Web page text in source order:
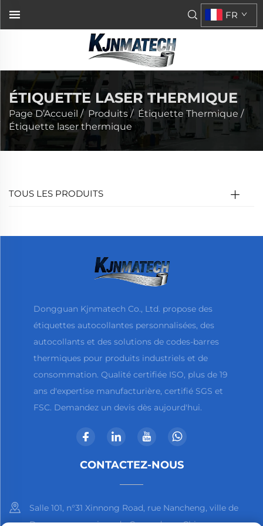
FR
ÉTIQUETTE LASER THERMIQUE
Page D’Accueil / Produits/ Étiquette Thermique /
Étiquette laser thermique
TOUS LES PRODUITS
Dongguan Kjnmatech Co., Ltd. propose des
étiquettes autocollantes personnalisées, des
autocollants et des solutions de codes-barres
thermiques pour produits industriels et de
consommation. Qualité certifiée ISO, plus de 19
ans d'expertise manufacturière, certifié SGS et
FSC. Demandez un devis dès aujourd'hui.
CONTACTEZ-NOUS
Salle 101, n°31 Xinnong Road, rue Nancheng, ville de